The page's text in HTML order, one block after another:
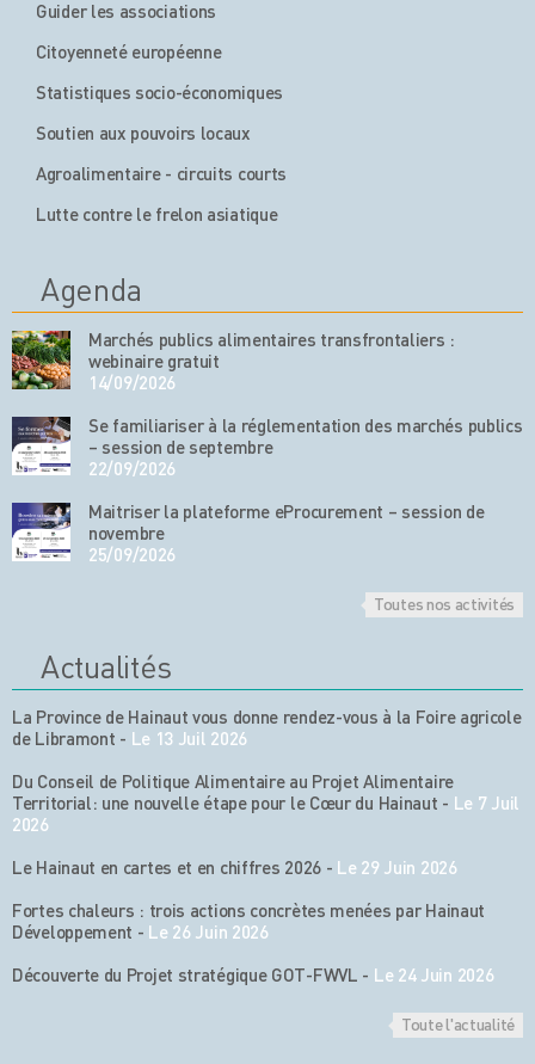
Guider les associations
Citoyenneté européenne
Statistiques socio-économiques
Soutien aux pouvoirs locaux
Agroalimentaire - circuits courts
Lutte contre le frelon asiatique
Agenda
Marchés publics alimentaires transfrontaliers :
webinaire gratuit
14/09/2026
Se familiariser à la réglementation des marchés publics
– session de septembre
22/09/2026
Maitriser la plateforme eProcurement – session de
novembre
25/09/2026
Toutes nos activités
Actualités
La Province de Hainaut vous donne rendez-vous à la Foire agricole
de Libramont - Le 13 Juil 2026
Du Conseil de Politique Alimentaire au Projet Alimentaire
Territorial: une nouvelle étape pour le Cœur du Hainaut - Le 7 Juil
2026
Le Hainaut en cartes et en chiffres 2026 - Le 29 Juin 2026
Fortes chaleurs : trois actions concrètes menées par Hainaut
Développement - Le 26 Juin 2026
Découverte du Projet stratégique GOT-FWVL - Le 24 Juin 2026
Toute l'actualité